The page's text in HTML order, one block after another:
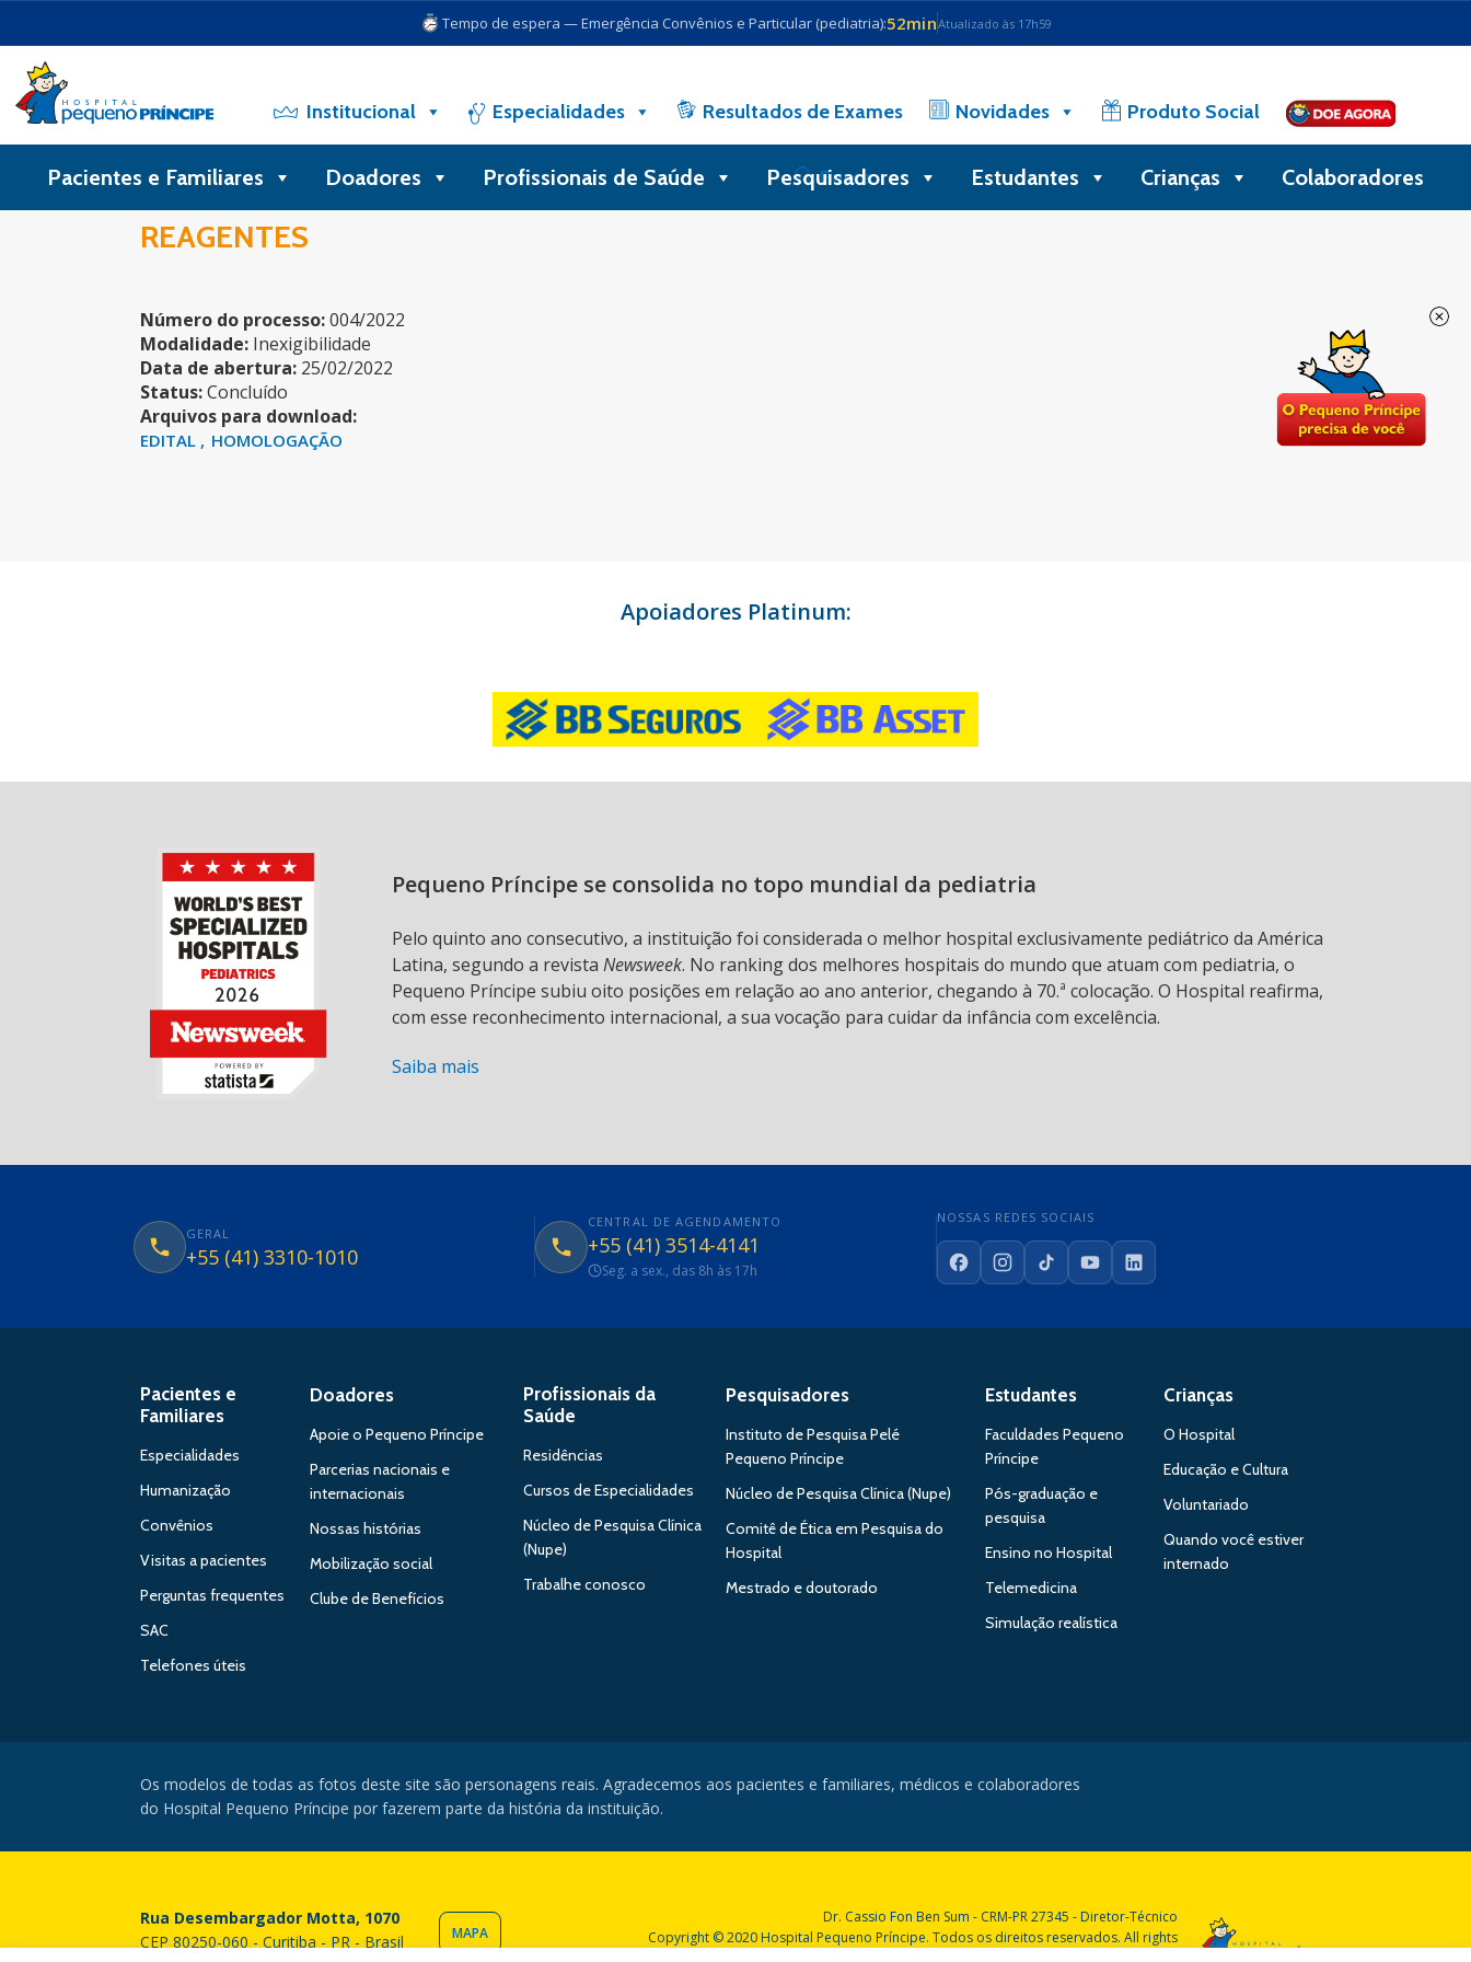
Tempo de espera — Emergência Convênios e Particular (pediatria):52minAtualizado às 17h59
Institucional Especialidades Resultados de Exames Novidades Produto Social
Busca
Pacientes e Familiares Doadores Profissionais de Saúde Pesquisadores Estudantes Crianças Colaboradores
REAGENTES
Número do processo:004/2022
Modalidade: Inexigibilidade
Data de abertura: 25/02/2022
Status:Concluído
Arquivos para download:
EDITAL HOMOLOGAÇÃO
Apoiadores Platinum:
Pequeno Príncipe se consolida no topo mundial da pediatria
Pelo quinto ano consecutivo, a instituição foi considerada o melhor hospital exclusivamente pediátrico da América
Latina, segundo a revista Newsweek. No ranking dos melhores hospitais do mundo que atuam com pediatria, o
Pequeno Príncipe subiu oito posições em relação ao ano anterior, chegando à 70.ª colocação. O Hospital reafirma,
com esse reconhecimento internacional, a sua vocação para cuidar da infância com excelência.
Saiba mais
GERAL
+55 (41) 3310-1010
CENTRAL DE AGENDAMENTO
+55 (41) 3514-4141
Seg. a sex., das 8h às 17h
NOSSAS REDES SOCIAIS
FacebookInstagram
TikTokYouTubeLinkedIn
Pacientes e
Familiares
Especialidades
Humanização
Convênios
Visitas a pacientes
Perguntas frequentes
SAC
Telefones úteis
Doadores
Apoie o Pequeno Príncipe
Parcerias nacionais e
internacionais
Nossas histórias
Mobilização social
Clube de Benefícios
Profissionais da
Saúde
Residências
Cursos de Especialidades
Núcleo de Pesquisa Clínica
(Nupe)
Trabalhe conosco
Pesquisadores
Instituto de Pesquisa Pelé
Pequeno Príncipe
Núcleo de Pesquisa Clínica (Nupe)
Comitê de Ética em Pesquisa do
Hospital
Mestrado e doutorado
Estudantes
Faculdades Pequeno
Príncipe
Pós-graduação e
pesquisa
Ensino no Hospital
Telemedicina
Simulação realística
Crianças
O Hospital
Educação e Cultura
Voluntariado
Quando você estiver
internado
Os modelos de todas as fotos deste site são personagens reais. Agradecemos aos pacientes e familiares, médicos e colaboradores
do Hospital Pequeno Príncipe por fazerem parte da história da instituição.
Rua Desembargador Motta, 1070
CEP 80250-060 - Curitiba - PR - Brasil
MAPA
Dr. Cassio Fon Ben Sum - CRM-PR 27345 - Diretor-Técnico
Copyright © 2020 Hospital Pequeno Príncipe. Todos os direitos reservados. All rights